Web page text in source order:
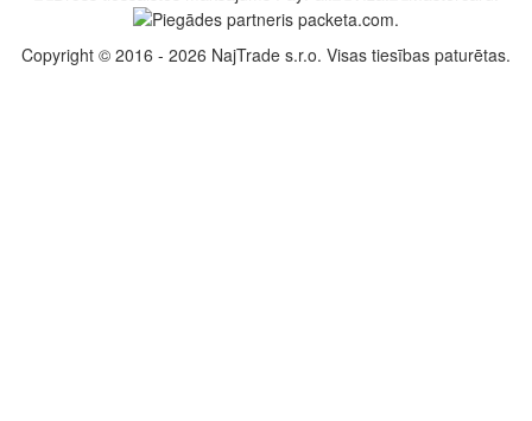
Copyright © 2016 - 2026 NajTrade s.r.o. Visas tiesības paturētas.